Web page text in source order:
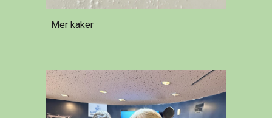
Mer kaker